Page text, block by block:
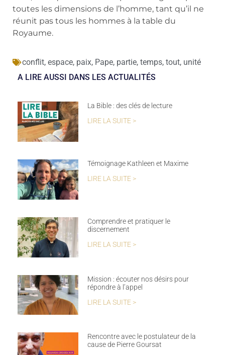
toutes les dimensions de l’homme, tant qu’il ne
réunit pas tous les hommes à la table du
Royaume.
conflit, espace, paix, Pape, partie, temps, tout, unité
A LIRE AUSSI DANS LES ACTUALITÉS
La Bible : des clés de lecture
LIRE LA SUITE >
Témoignage Kathleen et Maxime
LIRE LA SUITE >
Comprendre et pratiquer le
discernement
LIRE LA SUITE >
Mission : écouter nos désirs pour
répondre à l’appel
LIRE LA SUITE >
Rencontre avec le postulateur de la
cause de Pierre Goursat